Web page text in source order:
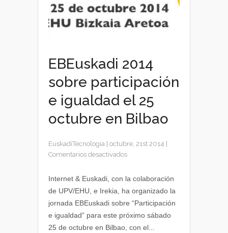
EBEuskadi 2014
sobre participación
e igualdad el 25
octubre en Bilbao
EuskadiTecnologia octubre, 21st 2014
Comentarios desactivadosen
2014
participación
e
igualdad
el
Internet & Euskadi, con la colaboración
de UPV/EHU, e Irekia, ha organizado la
jornada EBEuskadi sobre “Participación
e igualdad” para este próximo sábado
25 de octubre en Bilbao, con el...